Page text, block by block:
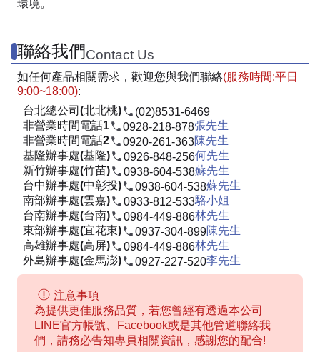
環境。
聯絡我們Contact Us
如任何產品相關需求，歡迎您與我們聯絡(服務時間:平日
9:00~18:00):
台北總公司(北北桃)
(02)8531-6469
非營業時間電話1
0928-218-878張先生
非營業時間電話2
0920-261-363陳先生
基隆辦事處(基隆)
0926-848-256何先生
新竹辦事處(竹苗)
0938-604-538蘇先生
台中辦事處(中彰投)
0938-604-538蘇先生
南部辦事處(雲嘉)
0933-812-533駱小姐
台南辦事處(台南)
0984-449-886林先生
東部辦事處(宜花東)
0937-304-899陳先生
高雄辦事處(高屏)
0984-449-886林先生
外島辦事處(金馬澎)
0927-227-520李先生
注意事項
為提供更佳服務品質，若您曾經有透過本公司
LINE官方帳號、Facebook或是其他管道聯絡我
們，請務必告知專員相關資訊，感謝您的配合!